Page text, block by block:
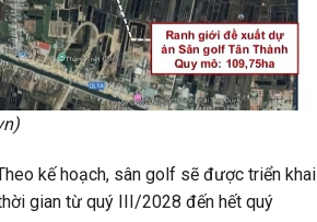
kế hoạch, sân golf sẽ được triển khai
gian từ quý III/2028 đến hết quý